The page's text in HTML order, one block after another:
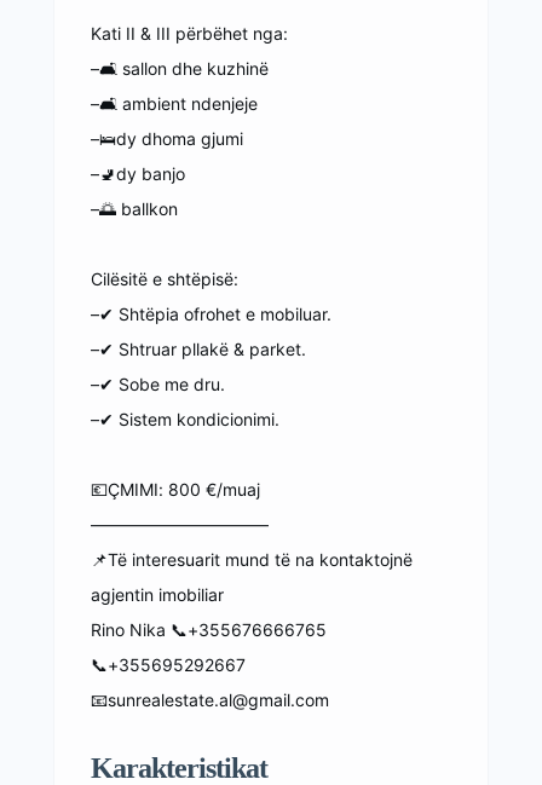
Kati II & III përbëhet nga:
–🛋 sallon dhe kuzhinë
–🛋 ambient ndenjeje
–🛌dy dhoma gjumi
–🚽dy banjo
–🌅 ballkon
Cilësitë e shtëpisë:
–✔ Shtëpia ofrohet e mobiluar.
–✔ Shtruar pllakë & parket.
–✔ Sobe me dru.
–✔ Sistem kondicionimi.
💶ÇMIMI: 800 €/muaj
——————————–
📌Të interesuarit mund të na kontaktojnë
agjentin imobiliar
Rino Nika 📞+355676666765
📞+355695292667
📧sunrealestate.al@gmail.com
Karakteristikat